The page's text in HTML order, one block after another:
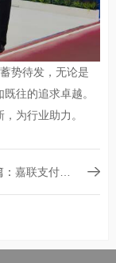
势待发，无论是
往的追求卓越。
为行业助力。
嘉联支付有限公司十周年庆